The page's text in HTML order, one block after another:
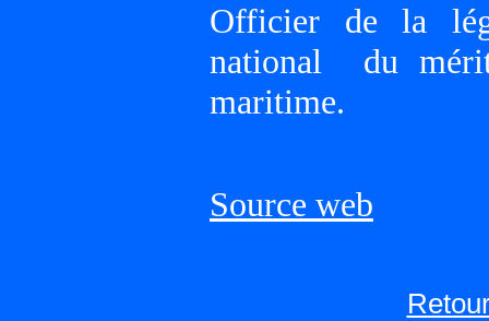
Officier de la
national du
maritime.
Source web